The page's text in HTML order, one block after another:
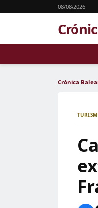
08/08/2026
Crónica